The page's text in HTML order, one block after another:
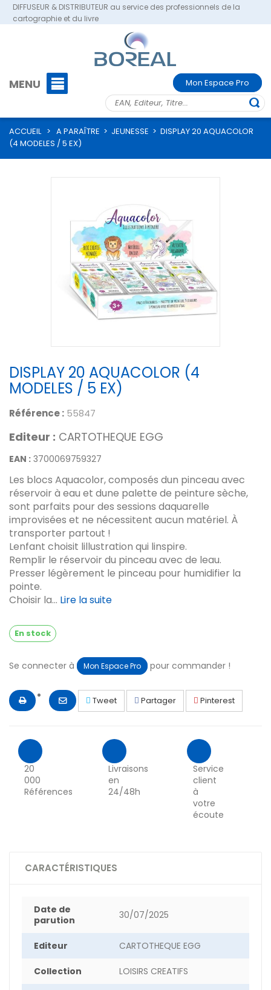
DIFFUSEUR & DISTRIBUTEUR au service des professionnels de la
cartographie et du livre
MENU Mon Espace Pro
ACCUEIL > A PARAÎTRE > JEUNESSE > DISPLAY 20 AQUACOLOR
(4 MODELES / 5 EX)
DISPLAY 20 AQUACOLOR (4
MODELES / 5 EX)
Référence : 55847
Editeur : CARTOTHEQUE EGG
EAN : 3700069759327
Les blocs Aquacolor, composés dun pinceau avec
réservoir à eau et dune palette de peinture sèche,
sont parfaits pour des sessions daquarelle
improvisées et ne nécessitent aucun matériel. À
transporter partout !
Lenfant choisit lillustration qui linspire.
Remplir le réservoir du pinceau avec de leau.
Presser légèrement le pinceau pour humidifier la
pointe.
Choisir la... Lire la suite
En stock
Se connecter à Mon Espace Pro pour commander !
Tweet Partager Pinterest
20
000
Références
Livraisons
en
24/48h
Service
client
à
votre
écoute
CARACTÉRISTIQUES
Date de
parution
30/07/2025
Editeur CARTOTHEQUE EGG
Collection LOISIRS CREATIFS